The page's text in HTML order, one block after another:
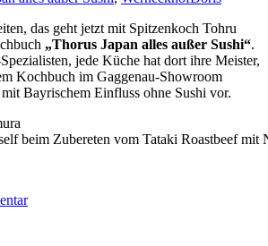
das geht jetzt mit Spitzenkoch Tohru
„Thorus Japan alles außer Sushi“.
jede Küche hat dort ihre Meister,
Kochbuch im Gaggenau-Showroom
Bayrischem Einfluss ohne Sushi vor.
beim Zubereten vom Tataki Roastbeef